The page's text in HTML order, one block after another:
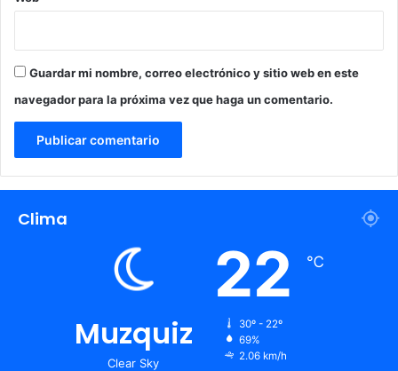
Guardar mi nombre, correo electrónico y sitio web en este
navegador para la próxima vez que haga un comentario.
Clima
Muzquiz
Clear Sky
22 ℃
30º - 22º
69%
2.06 km/h